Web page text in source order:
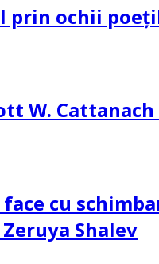
ochii
W.
cu
Shalev